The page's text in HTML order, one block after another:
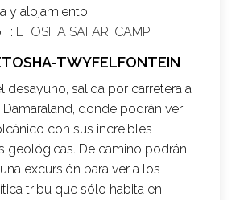
y alojamiento.
: ETOSHA SAFARI CAMP
TWYFELFONTEIN
desayuno, salida por carretera a
donde podrán ver
con sus increíbles
geológicas. De camino podrán
excursión para ver a los
tribu que sólo habita en